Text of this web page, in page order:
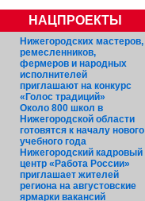
НАЦПРОЕКТЫ
Нижегородских мастеров,
ремесленников,
фермеров и народных
исполнителей
приглашают на конкурс
«Голос традиций»
Около 800 школ в
Нижегородской области
готовятся к началу нового
учебного года
Нижегородский кадровый
центр «Работа России»
приглашает жителей
региона на августовские
ярмарки вакансий